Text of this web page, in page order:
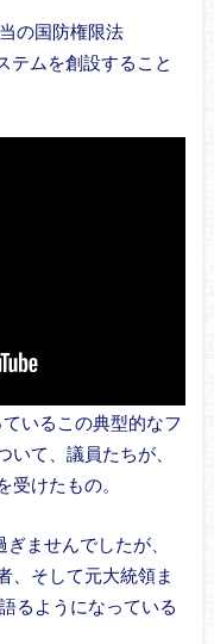
の国防権限法
テムを創設すること
いるこの典型的なフ
いて、議員たちが、
けたもの。
ませんでしたが、
、そして元大統領ま
るようになっている